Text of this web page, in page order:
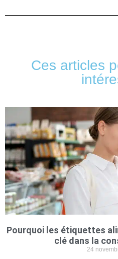
Ces articles
Pourquoi les étiquettes
clé dans la
24